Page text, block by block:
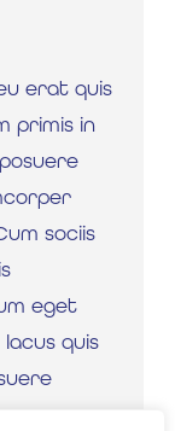
erat quis
primis in
sociis
eget
quis